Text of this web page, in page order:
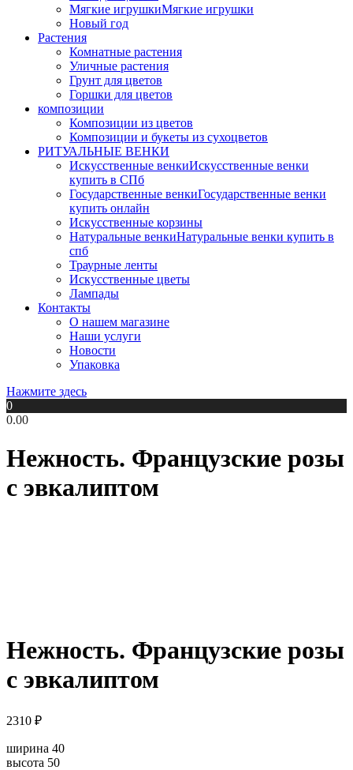
Мягкие игрушкиМягкие игрушки
Новый год
Растения
Комнатные растения
Уличные растения
Грунт для цветов
Горшки для цветов
композиции
Композиции из цветов
Композиции и букеты из сухоцветов
РИТУАЛЬНЫЕ ВЕНКИ
Искусственные венкиИскусственные венки
купить в СПб
Государственные венкиГосударственные венки
купить онлайн
Искусственные корзины
Натуральные венкиНатуральные венки купить в
спб
Траурные ленты
Искусственные цветы
Лампады
Контакты
О нашем магазине
Наши услуги
Новости
Упаковка
Нажмите здесь
0
0.00
Нежность. Французские розы
с эвкалиптом
Нежность. Французские розы
с эвкалиптом
2310 ₽
ширина 40
высота 50